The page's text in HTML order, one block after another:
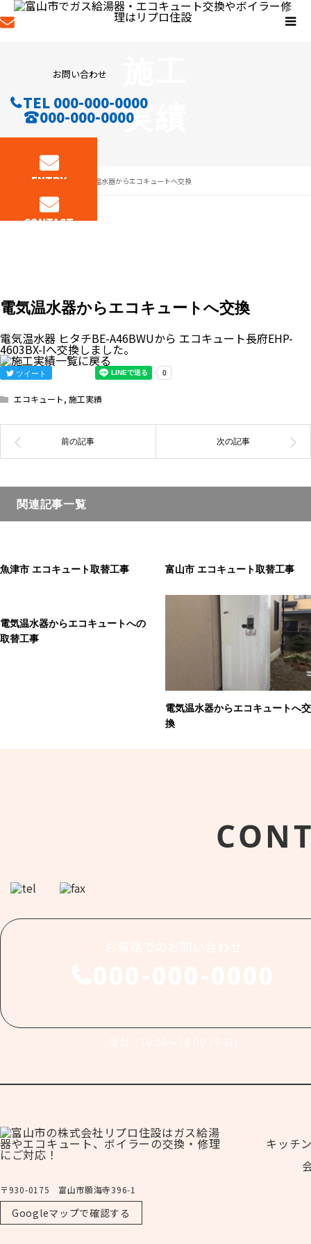
お問い合わせ
TEL 000-000-0000
000-000-0000
ENTRY
CONTACT
実績
施工実績 電気温水器からエコキュートへ交換
エコキュート2021.04.27
電気温水器からエコキュートへ交換
電気温水器 ヒタチBE-A46BWUから エコキュート長府EHP-
4603BX-Iへ交換しました。
ツイート
エコキュート, 施工実績
関連記事一覧
魚津市 エコキュート取替工事 富山市 エコキュート取替工事
電気温水器からエコキュートへの
取替工事
電気温水器からエコキュートへ交
換
キッチ
〒930-0175 富山市願海寺396-1
Googleマップで確認する